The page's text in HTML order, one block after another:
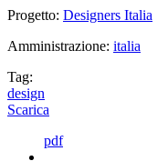
Progetto: Designers Italia
Amministrazione: italia
Tag:
design
Scarica
pdf